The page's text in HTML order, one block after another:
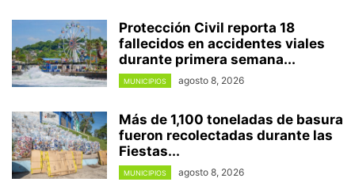
Protección Civil reporta 18
fallecidos en accidentes viales
durante primera semana...
MUNICIPIOS agosto 8, 2026
Más de 1,100 toneladas de basura
fueron recolectadas durante las
Fiestas...
MUNICIPIOS agosto 8, 2026